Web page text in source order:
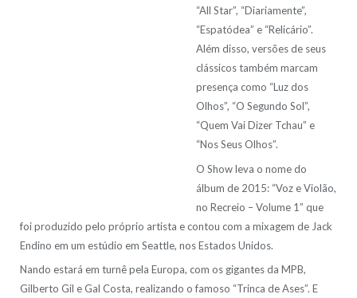
“All Star”, “Diariamente”,
“Espatódea” e “Relicário”.
Além disso, versões de seus
clássicos também marcam
presença como “Luz dos
Olhos”, “O Segundo Sol”,
“Quem Vai Dizer Tchau” e
“Nos Seus Olhos”.
O Show leva o nome do
álbum de 2015: “Voz e Violão,
no Recreio – Volume 1” que
foi produzido pelo próprio artista e contou com a mixagem de Jack
Endino em um estúdio em Seattle, nos Estados Unidos.
Nando estará em turnê pela Europa, com os gigantes da MPB,
Gilberto Gil e Gal Costa, realizando o famoso “Trinca de Ases”. E